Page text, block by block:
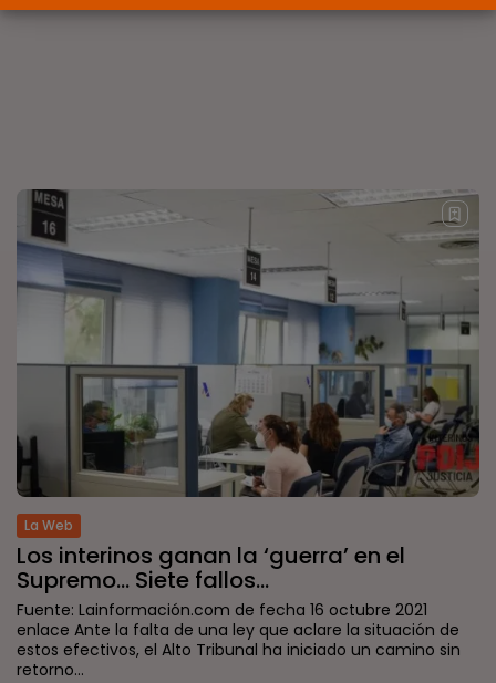
PORRAMÓN J. 05/08/2026
La Web
Los interinos ganan la ‘guerra’ en el
Supremo… Siete fallos...
Fuente: Lainformación.com de fecha 16 octubre 2021
enlace Ante la falta de una ley que aclare la situación de
estos efectivos, el Alto Tribunal ha iniciado un camino sin
retorno...